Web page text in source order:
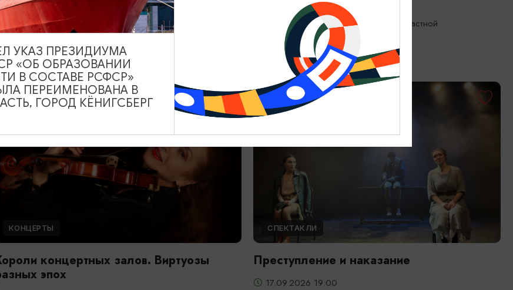
16.09.2026 20:00
Калининград, Собор на острове Канта
16.09.2026 19:00
Калининград, Калининградский областной
драматический театр
ОТ 1000₽
КОНЦЕРТЫ
концертных залов. Виртуозы
эпох
ОТ 800₽
СПЕКТАКЛИ
Преступление и наказание
17.09.2026 19:00
УКАЗ ПРЕЗИДИУМА
«ОБ ОБРАЗОВАНИИ
В СОСТАВЕ РСФСР»
ПЕРЕИМЕНОВАНА В
ГОРОД КЁНИГСБЕРГ